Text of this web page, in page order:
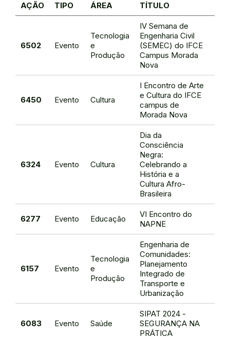
AÇÃO TIPO ÁREA TÍTULO
6502 Evento
Tecnologia
e
Produção
IV Semana de
Engenharia Civil
(SEMEC) do IFCE
Campus Morada
Nova
6450 Evento Cultura
I Encontro de Arte
e Cultura do IFCE
campus de
Morada Nova
6324 Evento Cultura
Dia da
Consciência
Negra:
Celebrando a
História e a
Cultura Afro-
Brasileira
6277 Evento Educação
VI Encontro do
NAPNE
6157 Evento
Tecnologia
e
Produção
Engenharia de
Comunidades:
Planejamento
Integrado de
Transporte e
Urbanização
6083 Evento Saúde
SIPAT 2024 -
SEGURANÇA NA
PRÁTICA